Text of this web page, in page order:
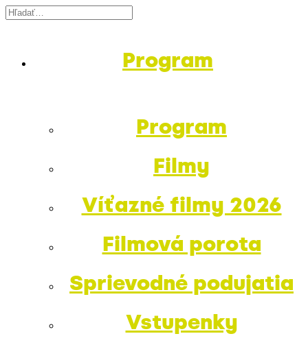
Program
Program
Filmy
Víťazné filmy 2026
Filmová porota
Sprievodné podujatia
Vstupenky